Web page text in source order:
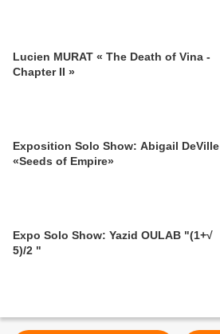
Lucien MURAT « The Death of Vina -
Chapter II »
Exposition Solo Show: Abigail DeVille
«Seeds of Empire»
Expo Solo Show: Yazid OULAB "(1+√
5)/2 "